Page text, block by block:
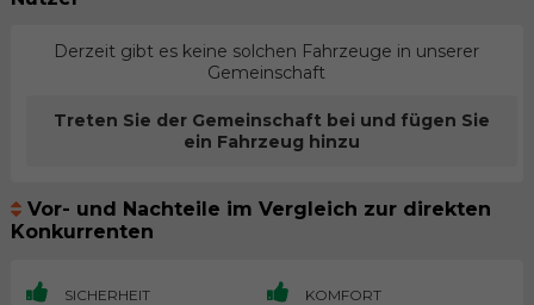
Derzeit gibt es keine solchen Fahrzeuge in unserer
Gemeinschaft
Treten Sie der Gemeinschaft bei und fügen Sie
ein Fahrzeug hinzu
Vor- und Nachteile im Vergleich zur direkten
Konkurrenten
SICHERHEIT KOMFORT